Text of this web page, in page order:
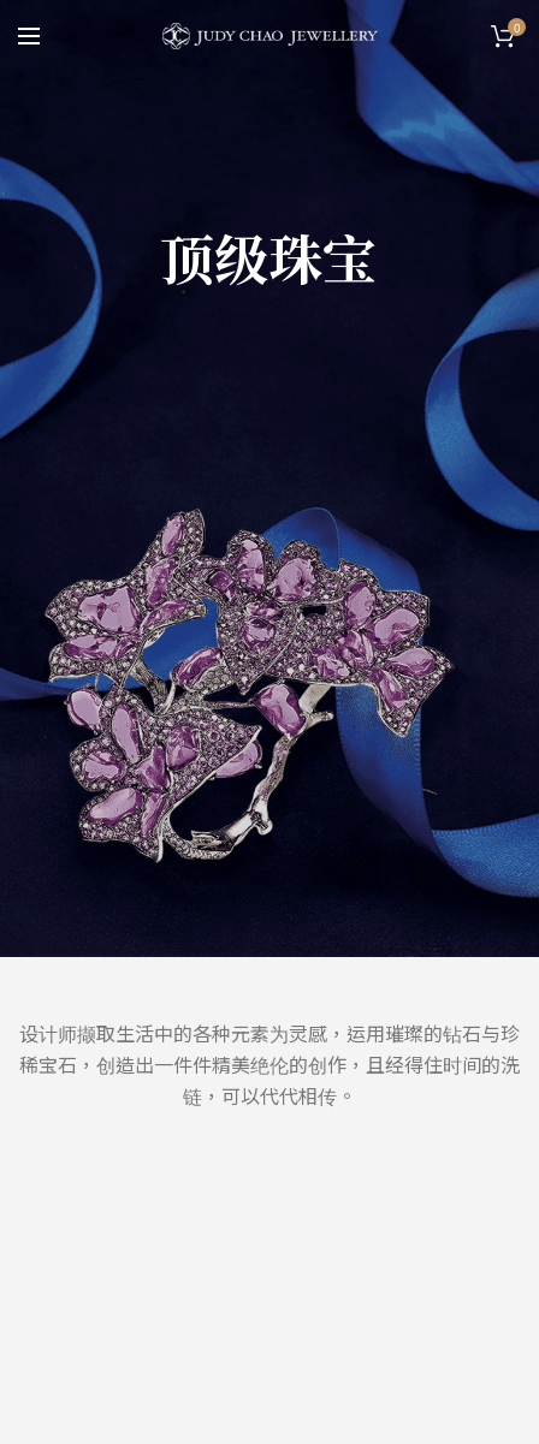
0
顶级珠宝
设计师撷取生活中的各种元素为灵感，运用璀璨的钻石与珍
稀宝石，创造出一件件精美绝伦的创作，且经得住时间的洗
链，可以代代相传。